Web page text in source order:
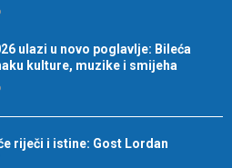
ulazi u novo poglavlje: Bileća
kulture, muzike i smijeha
riječi i istine: Gost Lordan